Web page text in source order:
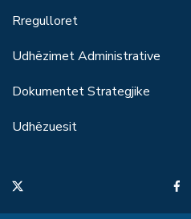
Rregulloret
Udhëzimet Administrative
Dokumentet Strategjike
Udhëzuesit